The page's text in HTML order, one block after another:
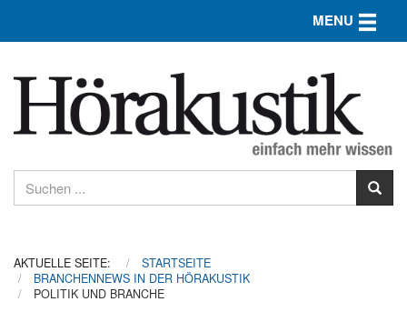
MENU Toggle
AKTUELLE SEITE:
STARTSEITE
BRANCHENNEWS IN DER HÖRAKUSTIK
POLITIK UND BRANCHE